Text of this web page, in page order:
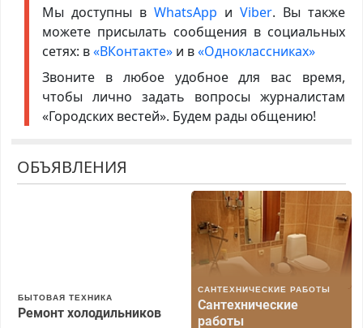
Мы доступны в WhatsApp иViber. Вы также
можете присылать сообщения в социальных
сетях: в«ВКонтакте»и в«Одноклассниках»
Звоните в любое удобное для вас время,
чтобы лично задать вопросы журналистам
«Городских вестей». Будем рады общению!
ОБЪЯВЛЕНИЯ
БЫТОВАЯ ТЕХНИКА
Ремонт холодильников
САНТЕХНИЧЕСКИЕ РАБОТЫ
Сантехнические
работы